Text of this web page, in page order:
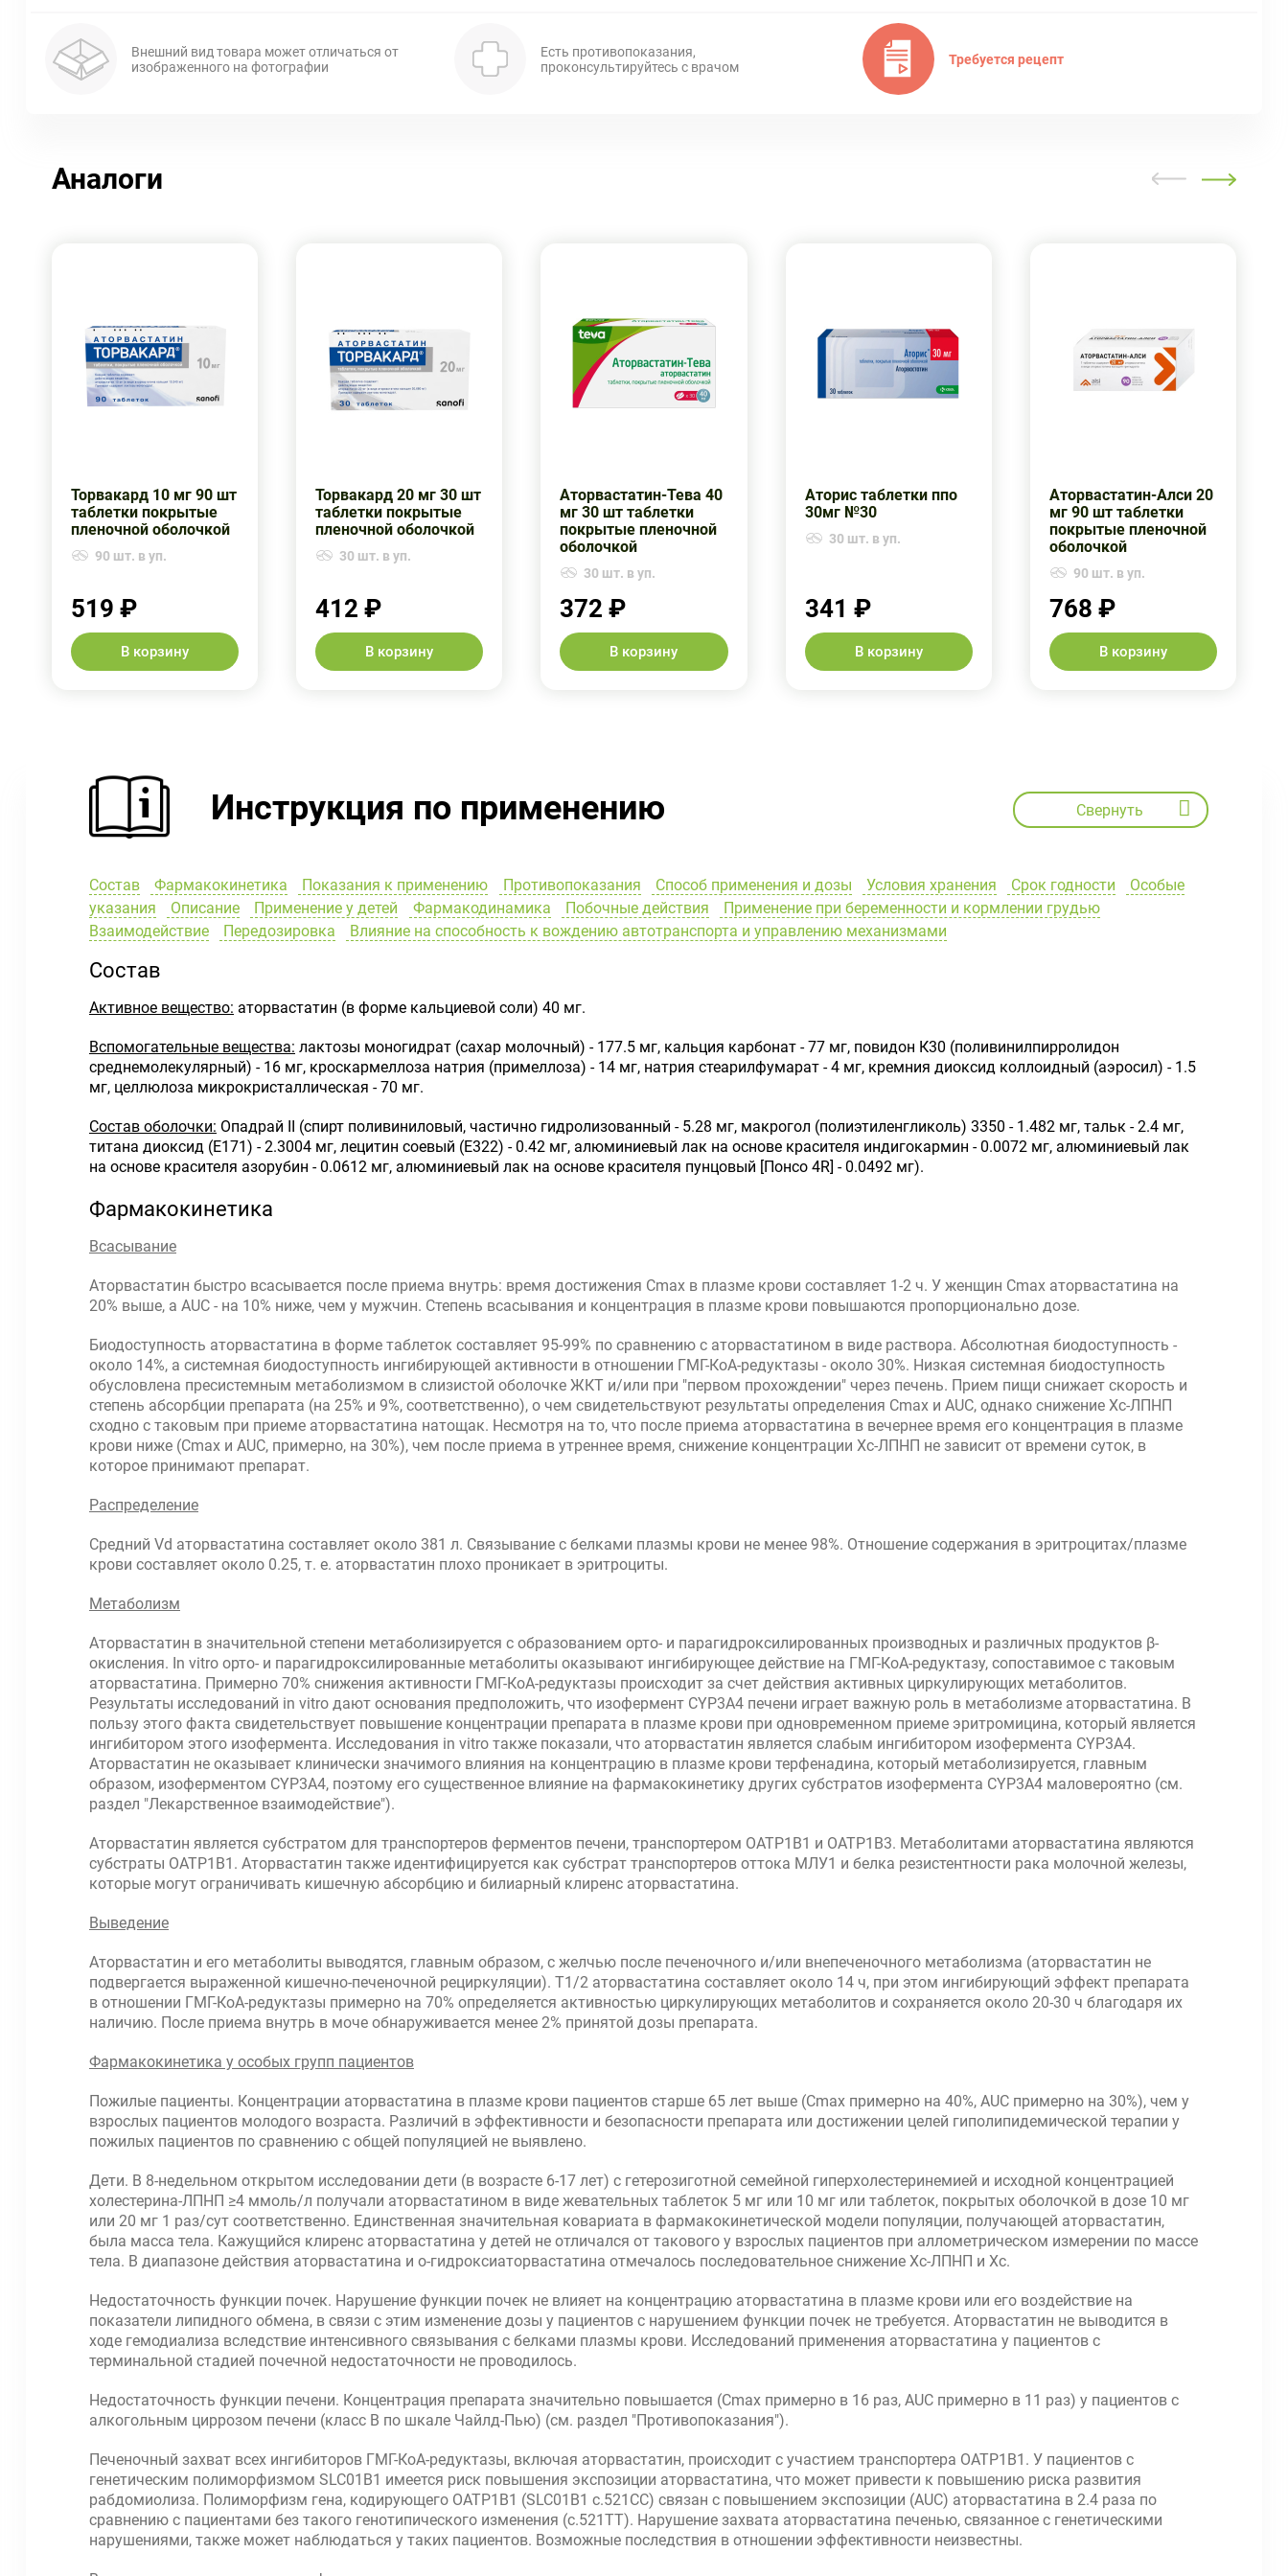
Внешний вид товара может отличаться от
изображенного на фотографии
Есть противопоказания,
проконсультируйтесь с врачом
Требуется рецепт
Аналоги
Торвакард 10 мг 90 шт
таблетки покрытые
пленочной оболочкой
90 шт. в уп.
519 ₽
В корзину
Торвакард 20 мг 30 шт
таблетки покрытые
пленочной оболочкой
30 шт. в уп.
412 ₽
В корзину
Аторвастатин-Тева 40
мг 30 шт таблетки
покрытые пленочной
оболочкой
30 шт. в уп.
372 ₽
В корзину
Аторис таблетки ппо
30мг №30
30 шт. в уп.
341 ₽
В корзину
Аторвастатин-Алси 20
мг 90 шт таблетки
покрытые пленочной
оболочкой
90 шт. в уп.
768 ₽
В корзину
Инструкция по применению Свернуть
Состав Фармакокинетика Показания к применению Противопоказания Способ применения и дозы Условия хранения Срок годности
Особые
указания
Описание Применение у детей Фармакодинамика Побочные действия
Применение при беременности и кормлении грудью
Взаимодействие
Передозировка Влияние на способность к вождению автотранспорта и управлению механизмами
Состав
Активное вещество: аторвастатин (в форме кальциевой соли) 40 мг.
Вспомогательные вещества: лактозы моногидрат (сахар молочный) - 177.5 мг, кальция карбонат - 77 мг, повидон К30 (поливинилпирролидон
среднемолекулярный) - 16 мг, кроскармеллоза натрия (примеллоза) - 14 мг, натрия стеарилфумарат - 4 мг, кремния диоксид коллоидный (аэросил) - 1.5
мг, целлюлоза микрокристаллическая - 70 мг.
Состав оболочки: Опадрай II (спирт поливиниловый, частично гидролизованный - 5.28 мг, макрогол (полиэтиленгликоль) 3350 - 1.482 мг, тальк - 2.4 мг,
титана диоксид (E171) - 2.3004 мг, лецитин соевый (E322) - 0.42 мг, алюминиевый лак на основе красителя индигокармин - 0.0072 мг, алюминиевый лак
на основе красителя азорубин - 0.0612 мг, алюминиевый лак на основе красителя пунцовый [Понсо 4R] - 0.0492 мг).
Фармакокинетика
Всасывание
Аторвастатин быстро всасывается после приема внутрь: время достижения Сmax в плазме крови составляет 1-2 ч. У женщин Сmax аторвастатина на
20% выше, а AUC - на 10% ниже, чем у мужчин. Степень всасывания и концентрация в плазме крови повышаются пропорционально дозе.
Биодоступность аторвастатина в форме таблеток составляет 95-99% по сравнению с аторвастатином в виде раствора. Абсолютная биодоступность -
около 14%, а системная биодоступность ингибирующей активности в отношении ГМГ-КоА-редуктазы - около 30%. Низкая системная биодоступность
обусловлена пресистемным метаболизмом в слизистой оболочке ЖКТ и/или при "первом прохождении" через печень. Прием пищи снижает скорость и
степень абсорбции препарата (на 25% и 9%, соответственно), о чем свидетельствуют результаты определения Cmax и AUC, однако снижение Хс-ЛПНП
сходно с таковым при приеме аторвастатина натощак. Несмотря на то, что после приема аторвастатина в вечернее время его концентрация в плазме
крови ниже (Сmax и AUC, примерно, на 30%), чем после приема в утреннее время, снижение концентрации Хс-ЛПНП не зависит от времени суток, в
которое принимают препарат.
Распределение
Средний Vd аторвастатина составляет около 381 л. Связывание с белками плазмы крови не менее 98%. Отношение содержания в эритроцитах/плазме
крови составляет около 0.25, т. е. аторвастатин плохо проникает в эритроциты.
Метаболизм
Аторвастатин в значительной степени метаболизируется с образованием орто- и парагидроксилированных производных и различных продуктов β-
окисления. In vitro орто- и парагидроксилированные метаболиты оказывают ингибирующее действие на ГМГ-КоА-редуктазу, сопоставимое с таковым
аторвастатина. Примерно 70% снижения активности ГМГ-КоА-редуктазы происходит за счет действия активных циркулирующих метаболитов.
Результаты исследований in vitro дают основания предположить, что изофермент CYP3A4 печени играет важную роль в метаболизме аторвастатина. В
пользу этого факта свидетельствует повышение концентрации препарата в плазме крови при одновременном приеме эритромицина, который является
ингибитором этого изофермента. Исследования in vitro также показали, что аторвастатин является слабым ингибитором изофермента CYP3A4.
Аторвастатин не оказывает клинически значимого влияния на концентрацию в плазме крови терфенадина, который метаболизируется, главным
образом, изоферментом CYP3A4, поэтому его существенное влияние на фармакокинетику других субстратов изофермента CYP3A4 маловероятно (см.
раздел "Лекарственное взаимодействие").
Аторвастатин является субстратом для транспортеров ферментов печени, транспортером ОАТР1В1 и ОАТР1В3. Метаболитами аторвастатина являются
субстраты ОАТР1В1. Аторвастатин также идентифицируется как субстрат транспортеров оттока МЛУ1 и белка резистентности рака молочной железы,
которые могут ограничивать кишечную абсорбцию и билиарный клиренс аторвастатина.
Выведение
Аторвастатин и его метаболиты выводятся, главным образом, с желчью после печеночного и/или внепеченочного метаболизма (аторвастатин не
подвергается выраженной кишечно-печеночной рециркуляции). Т1/2 аторвастатина составляет около 14 ч, при этом ингибирующий эффект препарата
в отношении ГМГ-КоА-редуктазы примерно на 70% определяется активностью циркулирующих метаболитов и сохраняется около 20-30 ч благодаря их
наличию. После приема внутрь в моче обнаруживается менее 2% принятой дозы препарата.
Фармакокинетика у особых групп пациентов
Пожилые пациенты. Концентрации аторвастатина в плазме крови пациентов старше 65 лет выше (Сmax примерно на 40%, AUC примерно на 30%), чем у
взрослых пациентов молодого возраста. Различий в эффективности и безопасности препарата или достижении целей гиполипидемической терапии у
пожилых пациентов по сравнению с общей популяцией не выявлено.
Дети. В 8-недельном открытом исследовании дети (в возрасте 6-17 лет) с гетерозиготной семейной гиперхолестеринемией и исходной концентрацией
холестерина-ЛПНП ≥4 ммоль/л получали аторвастатином в виде жевательных таблеток 5 мг или 10 мг или таблеток, покрытых оболочкой в дозе 10 мг
или 20 мг 1 раз/сут соответственно. Единственная значительная ковариата в фармакокинетической модели популяции, получающей аторвастатин,
была масса тела. Кажущийся клиренс аторвастатина у детей не отличался от такового у взрослых пациентов при аллометрическом измерении по массе
тела. В диапазоне действия аторвастатина и о-гидроксиаторвастатина отмечалось последовательное снижение Хс-ЛПНП и Хс.
Недостаточность функции почек. Нарушение функции почек не влияет на концентрацию аторвастатина в плазме крови или его воздействие на
показатели липидного обмена, в связи с этим изменение дозы у пациентов с нарушением функции почек не требуется. Аторвастатин не выводится в
ходе гемодиализа вследствие интенсивного связывания с белками плазмы крови. Исследований применения аторвастатина у пациентов с
терминальной стадией почечной недостаточности не проводилось.
Недостаточность функции печени. Концентрация препарата значительно повышается (Cmax примерно в 16 раз, AUC примерно в 11 раз) у пациентов с
алкогольным циррозом печени (класс В по шкале Чайлд-Пью) (см. раздел "Противопоказания").
Печеночный захват всех ингибиторов ГМГ-КоА-редуктазы, включая аторвастатин, происходит с участием транспортера ОАТР1В1. У пациентов с
генетическим полиморфизмом SLC01B1 имеется риск повышения экспозиции аторвастатина, что может привести к повышению риска развития
рабдомиолиза. Полиморфизм гена, кодирующего ОАТР1В1 (SLC01B1 с.521СС) связан с повышением экспозиции (AUC) аторвастатина в 2.4 раза по
сравнению с пациентами без такого генотипического изменения (с.521TT). Нарушение захвата аторвастатина печенью, связанное с генетическими
нарушениями, также может наблюдаться у таких пациентов. Возможные последствия в отношении эффективности неизвестны.